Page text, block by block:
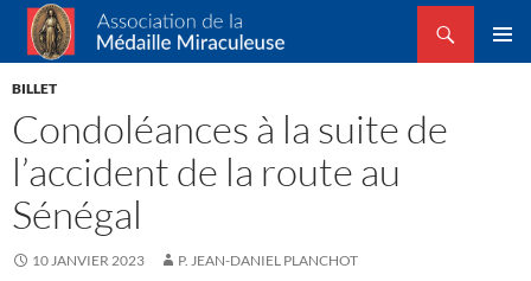
Association de la Médaille Miraculeuse
Recherche
ALLER
BILLET
Condoléances à la suite de
l’accident de la route au
Sénégal
10 JANVIER 2023 P. JEAN-DANIEL PLANCHOT